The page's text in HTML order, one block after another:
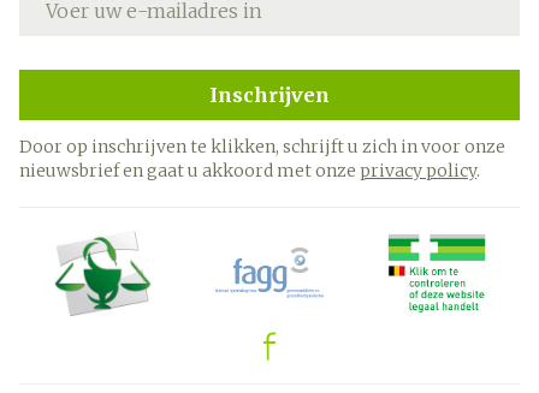
Inschrijven
Door op inschrijven te klikken, schrijft u zich in voor onze
nieuwsbrief en gaat u akkoord met onze privacy policy.